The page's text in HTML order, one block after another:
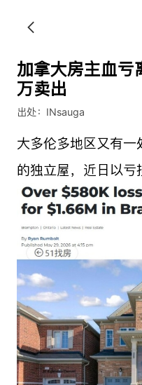
加拿大房主血
万卖出
出处：INsauga
大多伦多地区又有
的独立屋，近日以亏